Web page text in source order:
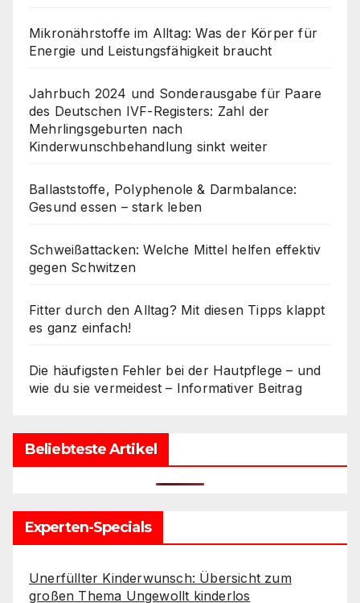
Mikronährstoffe im Alltag: Was der Körper für
Energie und Leistungsfähigkeit braucht
Jahrbuch 2024 und Sonderausgabe für Paare
des Deutschen IVF-Registers: Zahl der
Mehrlingsgeburten nach
Kinderwunschbehandlung sinkt weiter
Ballaststoffe, Polyphenole & Darmbalance:
Gesund essen – stark leben
Schweißattacken: Welche Mittel helfen effektiv
gegen Schwitzen
Fitter durch den Alltag? Mit diesen Tipps klappt
es ganz einfach!
Die häufigsten Fehler bei der Hautpflege – und
wie du sie vermeidest – Informativer Beitrag
Beliebteste Artikel
Experten-Specials
Unerfüllter Kinderwunsch: Übersicht zum
großen Thema Ungewollt kinderlos